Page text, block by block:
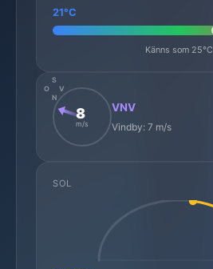
21°C
Känns som 25°C
N
S
O
V
8
m/s
VNV
Vindby: 7 m/s
SOL